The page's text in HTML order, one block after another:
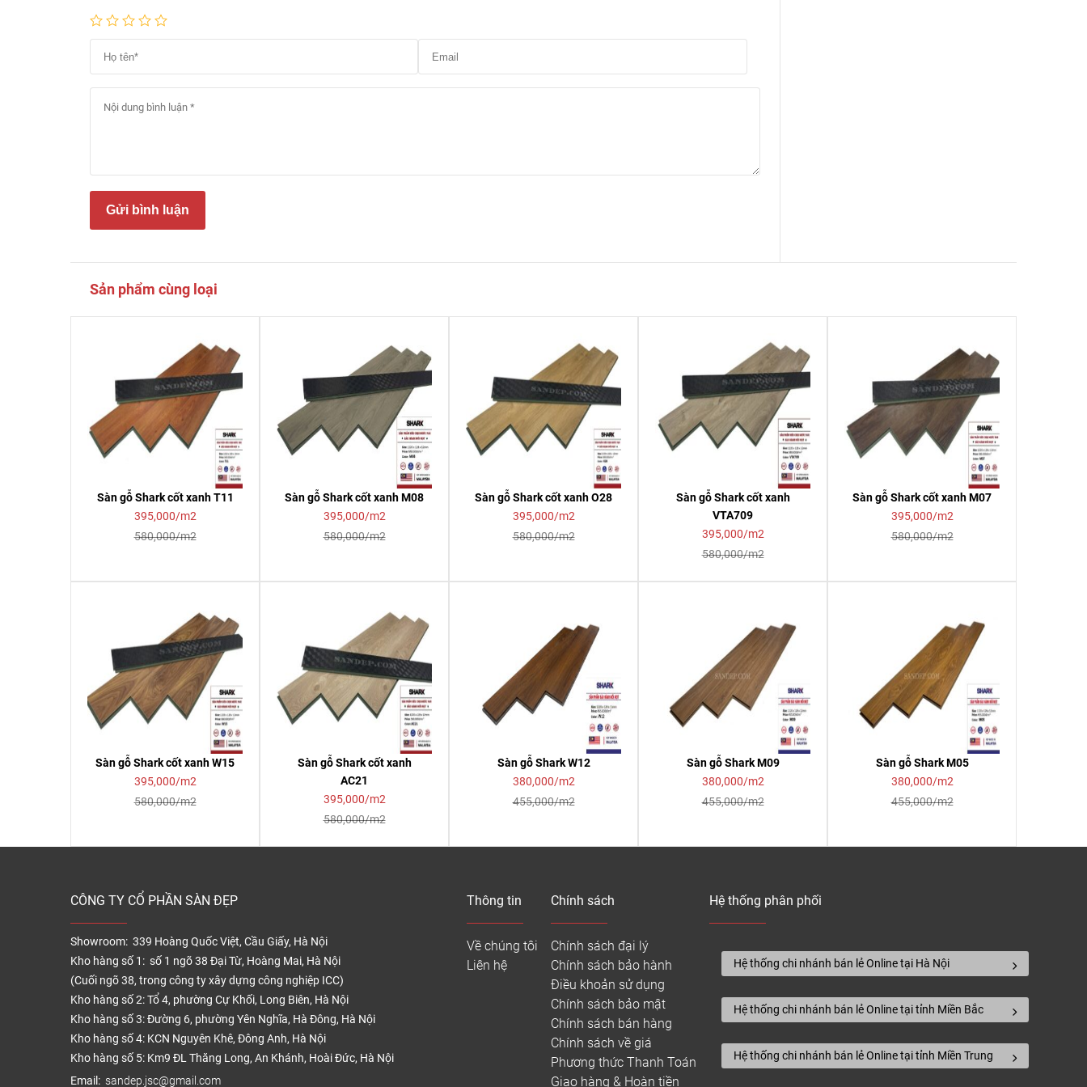
Gửi bình luận
Sản phẩm cùng loại
Sàn gỗ Shark cốt xanh T11
395,000/m2
580,000/m2
Sàn gỗ Shark cốt xanh M08
395,000/m2
580,000/m2
Sàn gỗ Shark cốt xanh O28
395,000/m2
580,000/m2
Sàn gỗ Shark cốt xanh
VTA709
395,000/m2
580,000/m2
Sàn gỗ Shark cốt xanh M07
395,000/m2
580,000/m2
Sàn gỗ Shark cốt xanh W15
395,000/m2
580,000/m2
Sàn gỗ Shark cốt xanh
AC21
395,000/m2
580,000/m2
Sàn gỗ Shark W12
380,000/m2
455,000/m2
Sàn gỗ Shark M09
380,000/m2
455,000/m2
Sàn gỗ Shark M05
380,000/m2
455,000/m2
CÔNG TY CỔ PHẦN SÀN ĐẸP
Showroom: 339 Hoàng Quốc Việt, Cầu Giấy, Hà Nội
Kho hàng số 1: số 1 ngõ 38 Đại Từ, Hoàng Mai, Hà Nội
(Cuối ngõ 38, trong công ty xây dựng công nghiệp ICC)
Kho hàng số 2: Tổ 4, phường Cự Khối, Long Biên, Hà Nội
Kho hàng số 3: Đường 6, phường Yên Nghĩa, Hà Đông, Hà Nội
Kho hàng số 4: KCN Nguyên Khê, Đông Anh, Hà Nội
Kho hàng số 5: Km9 ĐL Thăng Long, An Khánh, Hoài Đức, Hà Nội
Email: sandep.jsc@gmail.com
Thông tin
Về chúng tôi
Liên hệ
Chính sách
Chính sách đại lý
Chính sách bảo hành
Điều khoản sử dụng
Chính sách bảo mật
Chính sách bán hàng
Chính sách về giá
Phương thức Thanh Toán
Giao hàng & Hoàn tiền
Hệ thống phân phối
Hệ thống chi nhánh bán lẻ Online tại Hà Nội
Hệ thống chi nhánh bán lẻ Online tại tỉnh Miền Bắc
Hệ thống chi nhánh bán lẻ Online tại tỉnh Miền Trung